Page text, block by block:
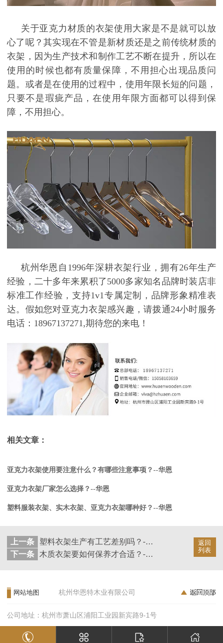
关于亚克力材质的衣架使用大家是不是就可以放
心了呢？其实现在不管是新材质还是之前传统材质的
衣架，因为生产技术和制作工艺不断在提升，所以在
使用的时候也都有质量保障，不用担心出现品质问
题。或者是在使用的过程中，使用年限长短的问题，
只要不是瑕疵产品，在使用年限方面都可以得到保
障，不用担心。
杭州华恩自 1996年深耕衣架行业，拥有26年生产
经验，二十多年来累积了5000多家知名品牌时装店非
标准工作经验，支持1v1专属定制，品牌形象精准表
达。假如您对亚克力衣架感兴趣，请拨通24小时服务
电话：18967137271,期待您的来电！
相关文章：
亚克力衣架使用要注意什么？有哪些注意事项？--华恩
亚克力衣架厂家怎么选择？--华恩
塑料服装衣架、实木衣架、亚克力衣架哪种好？--华恩
返回
列表
上一条
塑料衣架生产有工艺差别吗？--华恩
下一条
木质衣架要如何保养才合适？--华恩
网站地图 杭州华恩特木业有限公司
公司地址：杭州市萧山区浦阳工业园新宾路9-1号